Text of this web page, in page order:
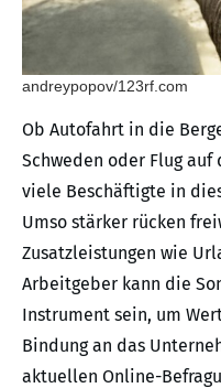
andreypopov/123rf.com
Ob Autofahrt in die
Schweden oder Flug
viele Beschäftigte in
Umso stärker rücken
Zusatzleistungen wie
Arbeitgeber kann die
Instrument sein, um
Bindung an das
aktuellen Online-